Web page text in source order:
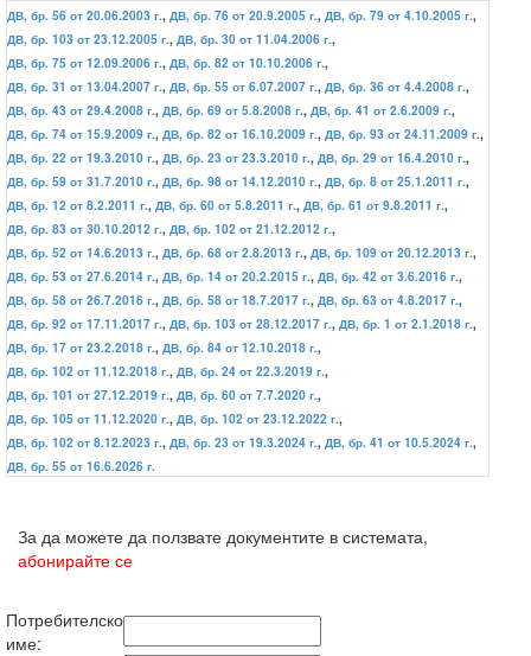
ДВ, бр. 56 от 20.06.2003 г., ДВ, бр. 76 от 20.9.2005 г., ДВ, бр. 79 от 4.10.2005 г.,
ДВ, бр. 103 от 23.12.2005 г., ДВ, бр. 30 от 11.04.2006 г.,
ДВ, бр. 75 от 12.09.2006 г., ДВ, бр. 82 от 10.10.2006 г.,
ДВ, бр. 31 от 13.04.2007 г., ДВ, бр. 55 от 6.07.2007 г., ДВ, бр. 36 от 4.4.2008 г.,
ДВ, бр. 43 от 29.4.2008 г., ДВ, бр. 69 от 5.8.2008 г., ДВ, бр. 41 от 2.6.2009 г.,
ДВ, бр. 74 от 15.9.2009 г., ДВ, бр. 82 от 16.10.2009 г., ДВ, бр. 93 от 24.11.2009 г.,
ДВ, бр. 22 от 19.3.2010 г., ДВ, бр. 23 от 23.3.2010 г., ДВ, бр. 29 от 16.4.2010 г.,
ДВ, бр. 59 от 31.7.2010 г., ДВ, бр. 98 от 14.12.2010 г., ДВ, бр. 8 от 25.1.2011 г.,
ДВ, бр. 12 от 8.2.2011 г., ДВ, бр. 60 от 5.8.2011 г., ДВ, бр. 61 от 9.8.2011 г.,
ДВ, бр. 83 от 30.10.2012 г., ДВ, бр. 102 от 21.12.2012 г.,
ДВ, бр. 52 от 14.6.2013 г., ДВ, бр. 68 от 2.8.2013 г., ДВ, бр. 109 от 20.12.2013 г.,
ДВ, бр. 53 от 27.6.2014 г., ДВ, бр. 14 от 20.2.2015 г., ДВ, бр. 42 от 3.6.2016 г.,
ДВ, бр. 58 от 26.7.2016 г., ДВ, бр. 58 от 18.7.2017 г., ДВ, бр. 63 от 4.8.2017 г.,
ДВ, бр. 92 от 17.11.2017 г., ДВ, бр. 103 от 28.12.2017 г., ДВ, бр. 1 от 2.1.2018 г.,
ДВ, бр. 17 от 23.2.2018 г., ДВ, бр. 84 от 12.10.2018 г.,
ДВ, бр. 102 от 11.12.2018 г., ДВ, бр. 24 от 22.3.2019 г.,
ДВ, бр. 101 от 27.12.2019 г., ДВ, бр. 60 от 7.7.2020 г.,
ДВ, бр. 105 от 11.12.2020 г., ДВ, бр. 102 от 23.12.2022 г.,
ДВ, бр. 102 от 8.12.2023 г., ДВ, бр. 23 от 19.3.2024 г., ДВ, бр. 41 от 10.5.2024 г.,
ДВ, бр. 55 от 16.6.2026 г.
За да можете да ползвате документите в системата,
абонирайте се
Потребителско
име: